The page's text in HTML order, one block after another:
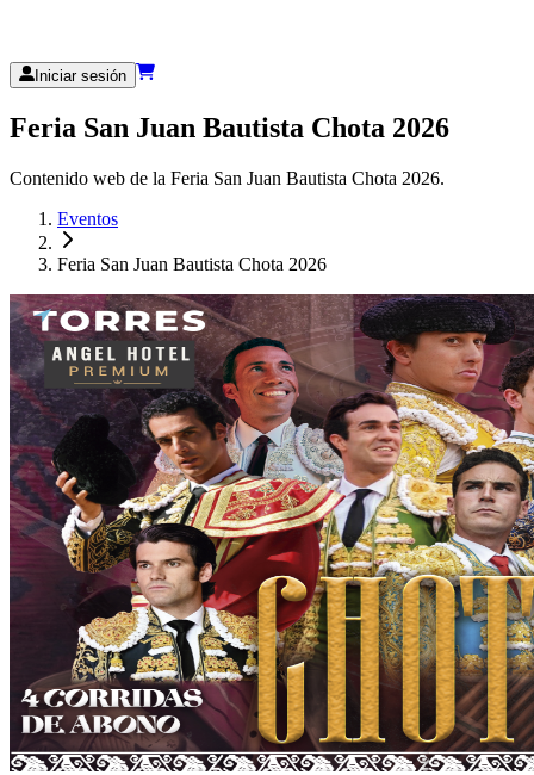
Iniciar sesión
Feria San Juan Bautista Chota 2026
Contenido web de la Feria San Juan Bautista Chota 2026.
Eventos
Feria San Juan Bautista Chota 2026